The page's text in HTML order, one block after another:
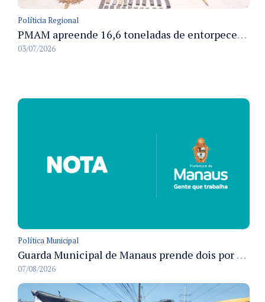
Políticia Regional
PMAM apreende 16,6 toneladas de entorpecentes e registra aumento nas prisões em flagrante e nas capturas de foragidos no primeiro semestre de 2026
03/07/2026
Política Municipal
Guarda Municipal de Manaus prende dois por tráfico e resgata ave silvestre em ações nas zonas Leste e Norte
07/08/2026